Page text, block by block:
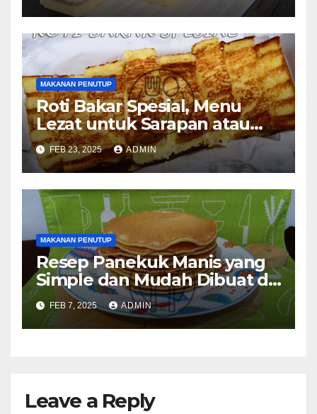
MAKANAN PENUTUP
Roti Bakar Spesial, Menu
Lezat untuk Sarapan atau
Camilan
FEB 23, 2025 ADMIN
MAKANAN PENUTUP
Resep Panekuk Manis yang
Simple dan Mudah Dibuat di
Rumah
FEB 7, 2025 ADMIN
Leave a Reply